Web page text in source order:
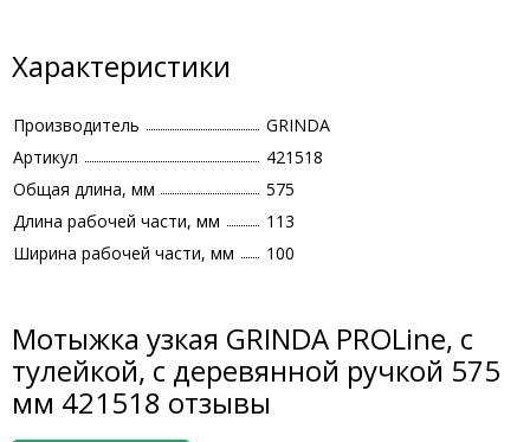
Характеристики
Производитель
GRINDA
Артикул
421518
Общая длина, мм
575
Длина рабочей части, мм
113
Ширина рабочей части, мм
100
Мотыжка узкая GRINDA PROLine, с
тулейкой, с деревянной ручкой 575
мм 421518 отзывы